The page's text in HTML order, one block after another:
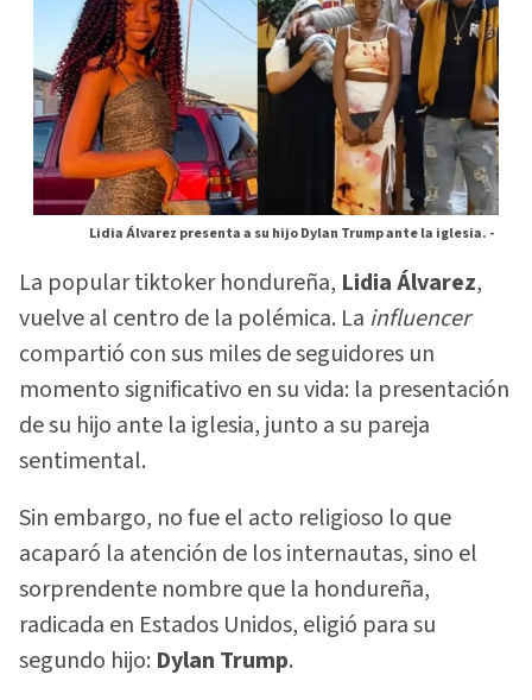
Lidia Álvarez presenta a su hijo Dylan Trump ante la iglesia. -
La popular tiktoker hondureña, Lidia Álvarez,
vuelve al centro de la polémica. La influencer
compartió con sus miles de seguidores un
momento significativo en su vida: la presentación
de su hijo ante la iglesia, junto a su pareja
sentimental.
Sin embargo, no fue el acto religioso lo que
acaparó la atención de los internautas, sino el
sorprendente nombre que la hondureña,
radicada en Estados Unidos, eligió para su
segundo hijo: Dylan Trump.